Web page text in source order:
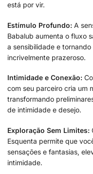
está por vir.
Estímulo Profundo: A
Babalub aumenta o fluxo
a sensibilidade e
incrivelmente prazeroso.
Intimidade e Conexão:
com seu parceiro cria um
transformando
de intimidade e desejo.
Exploração Sem Limites:
Esquenta permite que
sensações e fantasias,
intimidade.